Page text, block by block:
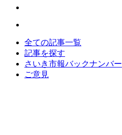
全ての記事一覧
記事を探す
さいき市報バックナンバー
ご意見